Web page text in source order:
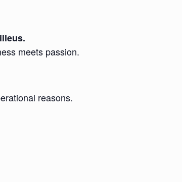
meets passion.
reasons.